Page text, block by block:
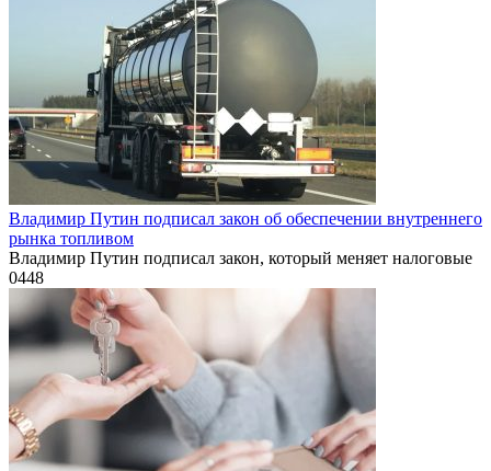
Владимир Путин подписал закон об обеспечении внутреннего
рынка топливом
Владимир Путин подписал закон, который меняет налоговые
0448